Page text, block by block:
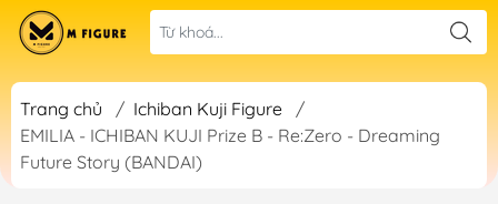
Trang chủ / Ichiban Kuji Figure
/
EMILIA - ICHIBAN KUJI Prize B - Re:Zero - Dreaming
Future Story (BANDAI)